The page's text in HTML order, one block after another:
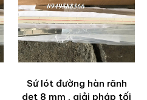
Sứ lót đường hàn rãnh
dẹt 8 mm , giải pháp tối